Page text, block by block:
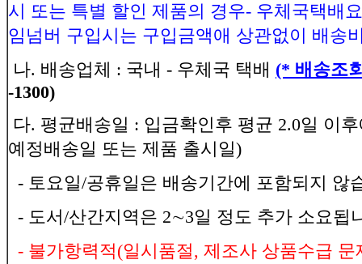
시 또는 특별 할인 제품의 경우- 우체국택배
임넘버 구입시는 구입금액애 상관없이 배송
나. 배송업체 : 국내 - 우체국 택배 (* 배송조
-1300)
다. 평균배송일 : 입금확인후 평균 2.0일 이
예정배송일 또는 제품 출시일)
- 토요일/공휴일은 배송기간에 포함되지 않
- 도서/산간지역은 2∼3일 정도 추가 소요됩
- 불가항력적(일시품절, 제조사 상품수급